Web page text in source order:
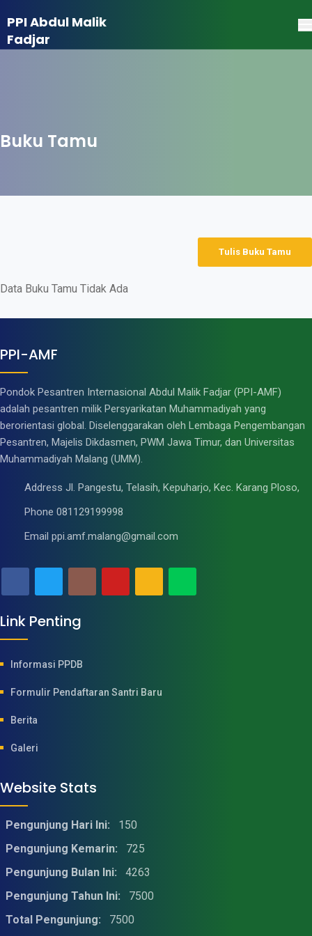
PPI Abdul Malik
Fadjar
Buku Tamu
Tulis Buku Tamu
Data Buku Tamu Tidak Ada
PPI-AMF
Pondok Pesantren Internasional Abdul Malik Fadjar (PPI-AMF)
adalah pesantren milik Persyarikatan Muhammadiyah yang
berorientasi global. Diselenggarakan oleh Lembaga Pengembangan
Pesantren, Majelis Dikdasmen, PWM Jawa Timur, dan Universitas
Muhammadiyah Malang (UMM).
Address Jl. Pangestu, Telasih, Kepuharjo, Kec. Karang Ploso,
Phone 081129199998
Email ppi.amf.malang@gmail.com
Link Penting
Informasi PPDB
Formulir Pendaftaran Santri Baru
Berita
Galeri
Website Stats
Pengunjung Hari Ini:
150
Pengunjung Kemarin:
725
Pengunjung Bulan Ini:
4263
Pengunjung Tahun Ini:
7500
Total Pengunjung:
7500